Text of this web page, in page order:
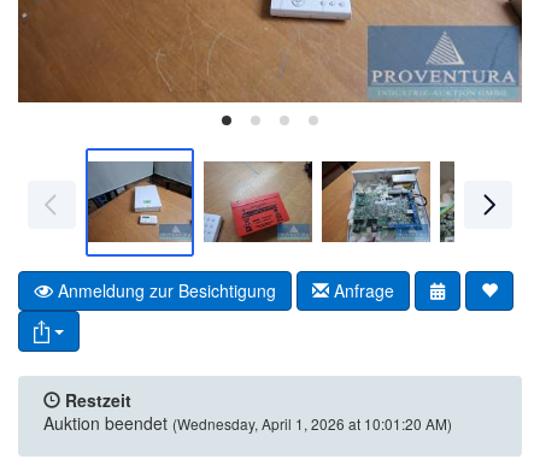
Anmeldung zur Besichtigung Anfrage
Restzeit
Auktion beendet (Wednesday, April 1, 2026 at 10:01:20 AM)